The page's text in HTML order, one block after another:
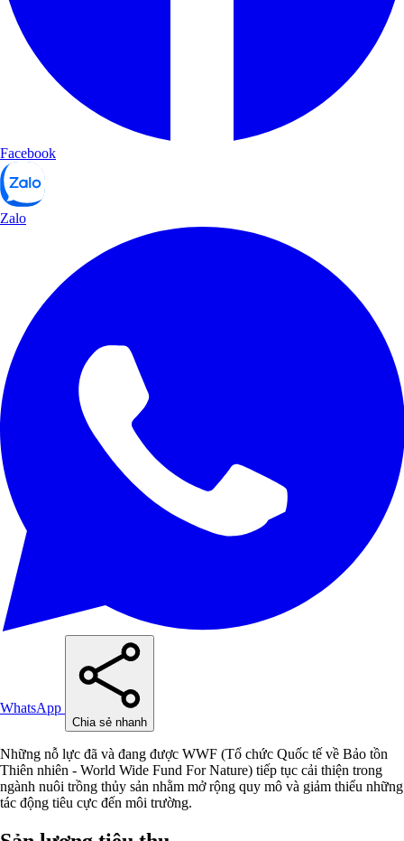
Facebook
Zalo
WhatsApp
Chia sẻ nhanh
Những nỗ lực đã và đang được WWF (Tổ chức Quốc tế về Bảo tồn
Thiên nhiên - World Wide Fund For Nature) tiếp tục cải thiện trong
ngành nuôi trồng thủy sản nhằm mở rộng quy mô và giảm thiểu những
tác động tiêu cực đến môi trường.